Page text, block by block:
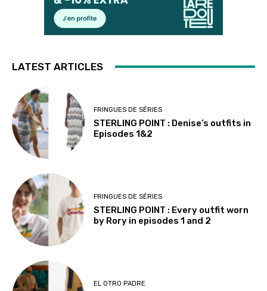
LATEST ARTICLES
FRINGUES DE SÉRIES
STERLING POINT : Denise’s outfits in
Episodes 1&2
FRINGUES DE SÉRIES
STERLING POINT : Every outfit worn
by Rory in episodes 1 and 2
EL OTRO PADRE